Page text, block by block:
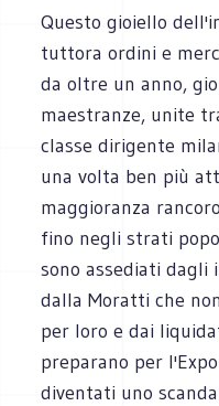
Questo gioiello
tuttora ordini e
da oltre un anno,
maestranze, unite
classe dirigente
una volta ben più
maggioranza
fino negli strati
sono assediati
dalla Moratti che
per loro e dai
preparano per
diventati uno